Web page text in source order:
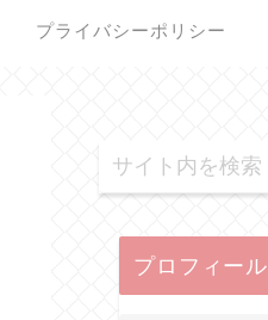
プライバシーポリシー
プロフィール